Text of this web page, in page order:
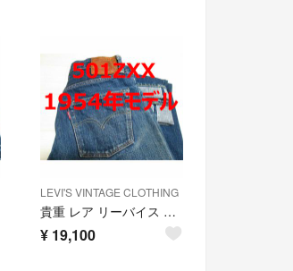
LEVI'S VINTAGE CLOTHING
貴重 レア リーバイス 501 501ZXX 1954年モデル BIGE 赤ミミ
¥ 19,100